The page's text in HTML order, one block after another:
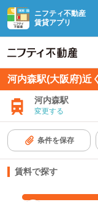
ニフティ不動産
賃貸アプリ
河内森駅(大阪府)近
河内森駅
変更する
条件を保存
賃料で探す